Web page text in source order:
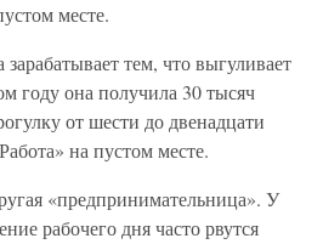
месте.
тем, что выгуливает
году она получила 30 тысяч
от шести до двенадцати
на пустом месте.
«предпринимательница». У
рабочего дня часто рвутся